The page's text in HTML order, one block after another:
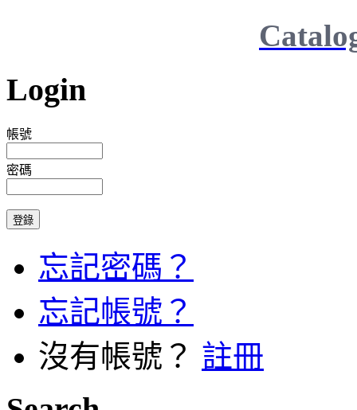
Login
帳號
密碼
忘記密碼？
忘記帳號？
沒有帳號？ 註冊